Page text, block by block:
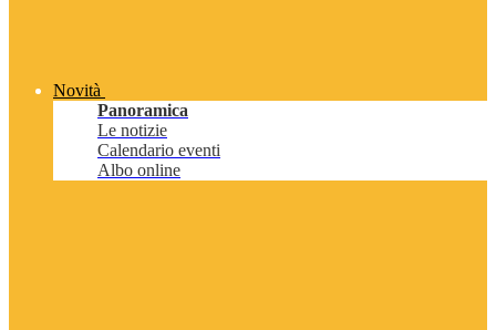
Novità
Panoramica
Le notizie
Calendario eventi
Albo online